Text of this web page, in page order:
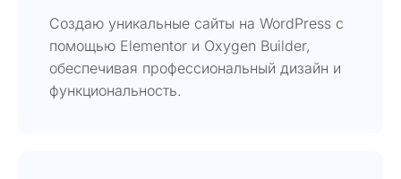
Создаю уникальные сайты на WordPress с
помощью Elementor и Oxygen Builder,
обеспечивая профессиональный дизайн и
функциональность.